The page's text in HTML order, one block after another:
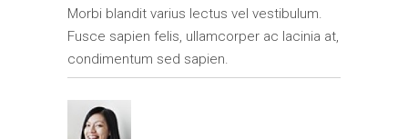
Morbi blandit varius lectus vel vestibulum.
Fusce sapien felis, ullamcorper ac lacinia at,
condimentum sed sapien.